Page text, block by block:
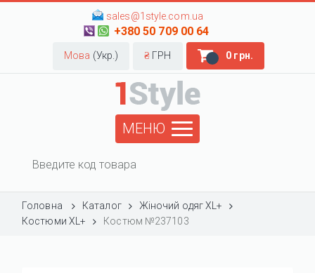
sales@1style.com.ua
+380 50 709 00 64
Мова (Укр.) ₴ ГРН 0 грн.
МЕНЮ
Головна Каталог
Жіночий одяг XL+
Костюми XL+
Костюм №237103